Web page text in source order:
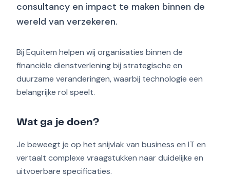
consultancy en impact te maken binnen de
wereld van verzekeren.
Bij Equitem helpen wij organisaties binnen de
financiële dienstverlening bij strategische en
duurzame veranderingen, waarbij technologie een
belangrijke rol speelt.
Wat ga je doen?
Je beweegt je op het snijvlak van business en IT en
vertaalt complexe vraagstukken naar duidelijke en
uitvoerbare specificaties.